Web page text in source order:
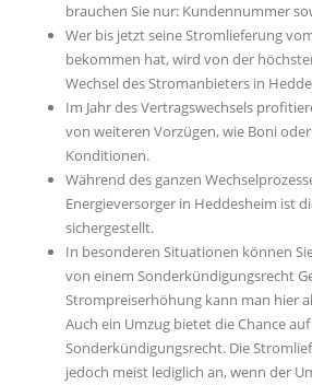
brauchen Sie nur: Kundennummer
Wer bis jetzt seine Stromlieferung
bekommen hat, wird von der
Wechsel des Stromanbieters in
Im Jahr des Vertragswechsels
von weiteren Vorzügen, wie Boni
Konditionen.
Während des ganzen
Energieversorger in Heddesheim ist
sichergestellt.
In besonderen Situationen können
von einem Sonderkündigungsrecht
Strompreiserhöhung kann man hier
Auch ein Umzug bietet die Chance
Sonderkündigungsrecht. Die
jedoch meist lediglich an, wenn der